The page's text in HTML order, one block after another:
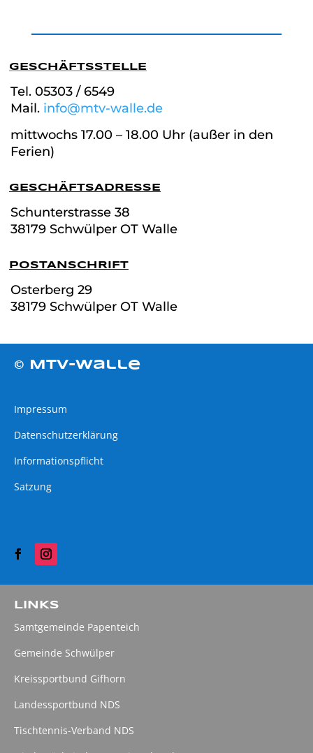
GESCHÄFTSSTELLE
Tel. 05303 / 6549
Mail. info@mtv-walle.de
mittwochs 17.00 – 18.00 Uhr (außer in den
Ferien)
GESCHÄFTSADRESSE
Schunterstrasse 38
38179 Schwülper OT Walle
POSTANSCHRIFT
Osterberg 29
38179 Schwülper OT Walle
© MTV-Walle
Impressum
Datenschutzerklärung
Informationspflicht
Satzung
LINKS
Samtgemeinde Papenteich
Gemeinde Schwülper
Kreissportbund Gifhorn
Landessportbund NDS
Tischtennis-Verband NDS